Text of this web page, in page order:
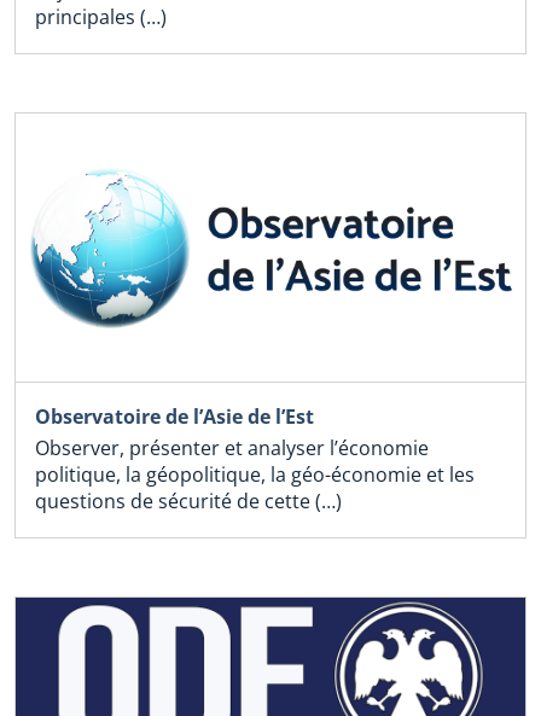
principales (…)
Observatoire de l’Asie de l’Est
Observer, présenter et analyser l’économie
politique, la géopolitique, la géo-économie et les
questions de sécurité de cette (…)